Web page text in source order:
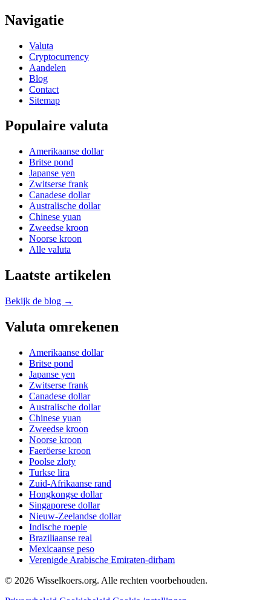
Navigatie
Valuta
Cryptocurrency
Aandelen
Blog
Contact
Sitemap
Populaire valuta
Amerikaanse dollar
Britse pond
Japanse yen
Zwitserse frank
Canadese dollar
Australische dollar
Chinese yuan
Zweedse kroon
Noorse kroon
Alle valuta
Laatste artikelen
Bekijk de blog →
Valuta omrekenen
Amerikaanse dollar
Britse pond
Japanse yen
Zwitserse frank
Canadese dollar
Australische dollar
Chinese yuan
Zweedse kroon
Noorse kroon
Faeröerse kroon
Poolse zloty
Turkse lira
Zuid-Afrikaanse rand
Hongkongse dollar
Singaporese dollar
Nieuw-Zeelandse dollar
Indische roepie
Braziliaanse real
Mexicaanse peso
Verenigde Arabische Emiraten-dirham
© 2026 Wisselkoers.org. Alle rechten voorbehouden.